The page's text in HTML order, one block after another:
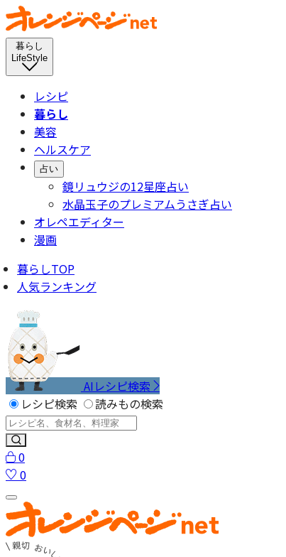
暮らし
LifeStyle
レシピ
暮らし
美容
ヘルスケア
占い
鏡リュウジの12星座占い
水晶玉子のプレミアムうさぎ占い
オレペエディター
漫画
暮らしTOP
人気ランキング
AIレシピ検索
レシピ検索
読みもの検索
0
0